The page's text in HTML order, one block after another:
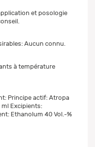
et posologie
Aucun connu.
à température
Principe actif: Atropa
ml Excipients:
Ethanolum 40 Vol.-%